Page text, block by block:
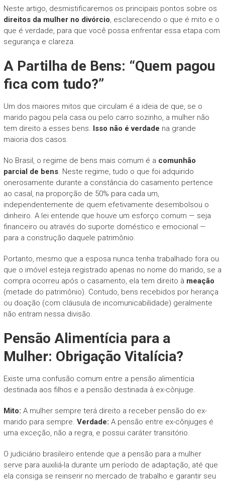
Neste artigo, desmistificaremos os principais pontos sobre os
direitos da mulher no divórcio, esclarecendo o que é mito e o
que é verdade, para que você possa enfrentar essa etapa com
segurança e clareza.
A Partilha de Bens: “Quem pagou
fica com tudo?”
Um dos maiores mitos que circulam é a ideia de que, se o
marido pagou pela casa ou pelo carro sozinho, a mulher não
tem direito a esses bens. Isso não é verdade na grande
maioria dos casos.
No Brasil, o regime de bens mais comum é a comunhão
parcial de bens. Neste regime, tudo o que foi adquirido
onerosamente durante a constância do casamento pertence
ao casal, na proporção de 50% para cada um,
independentemente de quem efetivamente desembolsou o
dinheiro. A lei entende que houve um esforço comum — seja
financeiro ou através do suporte doméstico e emocional —
para a construção daquele patrimônio.
Portanto, mesmo que a esposa nunca tenha trabalhado fora ou
que o imóvel esteja registrado apenas no nome do marido, se a
compra ocorreu após o casamento, ela tem direito à meação
(metade do patrimônio). Contudo, bens recebidos por herança
ou doação (com cláusula de incomunicabilidade) geralmente
não entram nessa divisão.
Pensão Alimentícia para a
Mulher: Obrigação Vitalícia?
Existe uma confusão comum entre a pensão alimentícia
destinada aos filhos e a pensão destinada à ex-cônjuge.
Mito: A mulher sempre terá direito a receber pensão do ex-
marido para sempre. Verdade: A pensão entre ex-cônjuges é
uma exceção, não a regra, e possui caráter transitório.
O judiciário brasileiro entende que a pensão para a mulher
serve para auxiliá-la durante um período de adaptação, até que
ela consiga se reinserir no mercado de trabalho e garantir seu